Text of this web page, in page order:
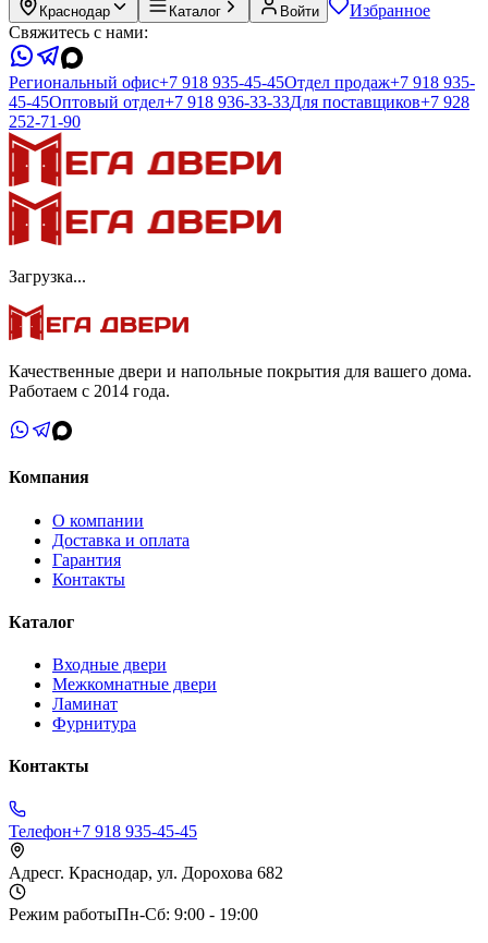
Краснодар Каталог Войти
Избранное
Свяжитесь с нами:
Региональный офис+7 918 935-45-45Отдел продаж+7 918 935-
45-45Оптовый отдел+7 918 936-33-33Для поставщиков+7 928
252-71-90
Загрузка...
Качественные двери и напольные покрытия для вашего дома.
Работаем с 2014 года.
Компания
О компании
Доставка и оплата
Гарантия
Контакты
Каталог
Входные двери
Межкомнатные двери
Ламинат
Фурнитура
Контакты
Телефон+7 918 935-45-45
Адресг. Краснодар, ул. Дорохова 682
Режим работыПн-Сб: 9:00 - 19:00